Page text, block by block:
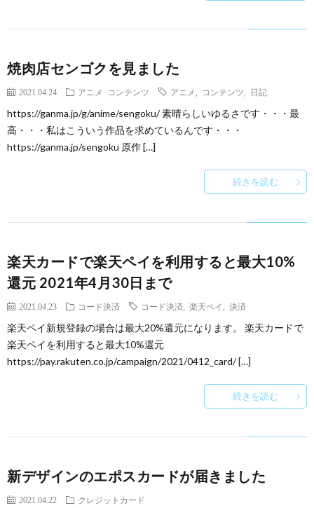
焼肉店センゴクを見ました
2021.04.24 アニメ コンテンツ アニメ コンテンツ 日記
https://ganma.jp/g/anime/sengoku/ 素晴らしいゆるさです・・・最
高・・・私はこういう作品を求めているんです・・・
https://ganma.jp/sengoku 原作 […]
続きを読む
楽天カードで楽天ペイを利用すると最大10%
還元 2021年4月30日まで
2021.04.23 コード決済 コード決済 楽天ペイ 決済
楽天ペイ新規登録の場合は最大20%還元になります。 楽天カードで
楽天ペイを利用すると最大10%還元
https://pay.rakuten.co.jp/campaign/2021/0412_card/ […]
続きを読む
新デザインのエポスカードが届きました
2021.04.22 クレジットカード